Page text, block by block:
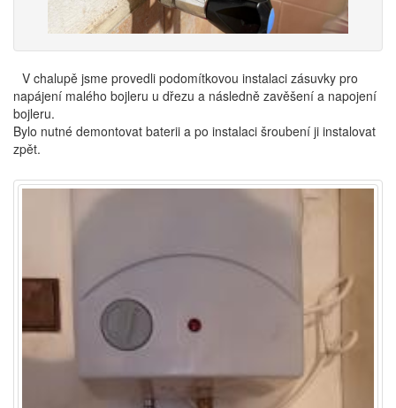
V chalupě jsme provedli podomítkovou instalaci zásuvky pro
napájení malého bojleru u dřezu a následně zavěšení a napojení
bojleru.
Bylo nutné demontovat baterii a po instalaci šroubení ji instalovat
zpět.